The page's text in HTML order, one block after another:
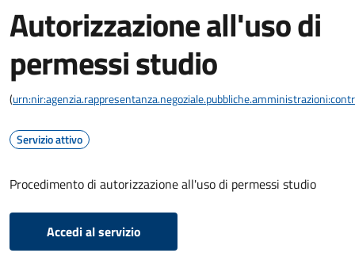
Autorizzazione all'uso di
permessi studio
(
Servizio attivo
Procedimento di autorizzazione all'uso di permessi studio
Accedi al servizio